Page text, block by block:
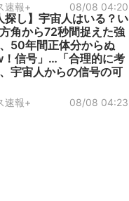
速報+ 08/08 04:20
探し】宇宙人はいる？い
角から72秒間捉えた強
50年間正体分からぬ
！信号」…「合理的に考
宇宙人からの信号の可
速報+ 08/08 04:23